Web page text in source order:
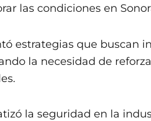
las condiciones en
estrategias que buscan
la necesidad de
la seguridad en la